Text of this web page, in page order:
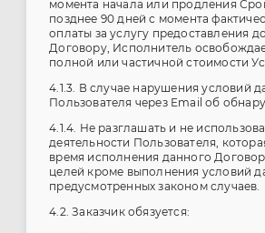
момента начала или продления
позднее 90 дней с момента
оплаты за услугу предоставления
Договору, Исполнитель
полной или частичной стоимости
4.1.3. В случае нарушения условий
Пользователя через Email об
4.1.4. Не разглашать и не
деятельности Пользователя,
время исполнения данного
целей кроме выполнения условий
предусмотренных законом случаев.
4.2. Заказчик обязуется: